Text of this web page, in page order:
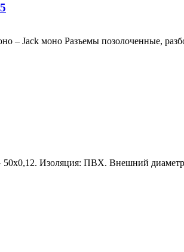
– Jack моно Разъемы позолоченные,
50х0,12. Изоляция: ПВХ. Внешний